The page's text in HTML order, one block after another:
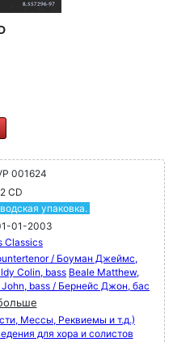
001624
2 CD
упаковка.
01-2003
Classics
/ Боуман Джеймс,
Colin, bass Beale Matthew,
John, bass / Бернейс Джон, бас
Мессы, Реквиемы и т.д.)
для хора и солистов